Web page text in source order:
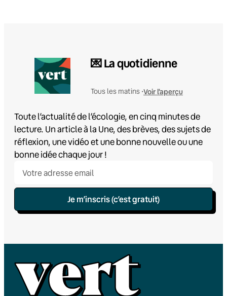
💌 La quotidienne
Tous les matins •Voir l'aperçu
Toute l’actualité de l’écologie, en cinq minutes de
lecture. Un article à la Une, des brèves, des sujets de
réflexion, une vidéo et une bonne nouvelle ou une
bonne idée chaque jour !
Je m’inscris (c’est gratuit)